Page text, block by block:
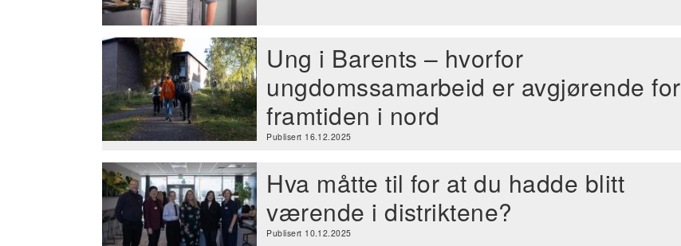
Ung i Barents – hvorfor
ungdomssamarbeid er avgjørende for
framtiden i nord
Publisert 16.12.2025
Hva måtte til for at du hadde blitt
værende i distriktene?
Publisert 10.12.2025